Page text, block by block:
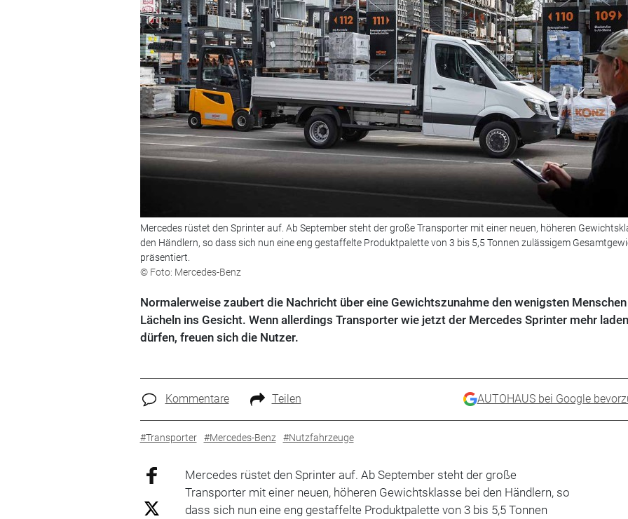
Mercedes rüstet den Sprinter auf. Ab September steht der große Transporter mit einer neuen, höheren
den Händlern, so dass sich nun eine eng gestaffelte Produktpalette von 3 bis 5,5 Tonnen zulässigem
präsentiert.
© Foto: Mercedes-Benz
Normalerweise zaubert die Nachricht über eine Gewichtszunahme den wenigsten Menschen
Lächeln ins Gesicht. Wenn allerdings Transporter wie jetzt der Mercedes Sprinter mehr laden
dürfen, freuen sich die Nutzer.
Kommentare Teilen AUTOHAUS bei Google
#Transporter #Mercedes-Benz #Nutzfahrzeuge
Mercedes rüstet den Sprinter auf. Ab September steht der große
Transporter mit einer neuen, höheren Gewichtsklasse bei den Händlern, so
dass sich nun eine eng gestaffelte Produktpalette von 3 bis 5,5 Tonnen